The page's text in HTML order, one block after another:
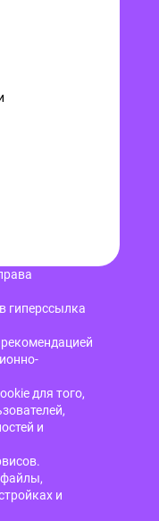
гиперссылка
для того,
и
и